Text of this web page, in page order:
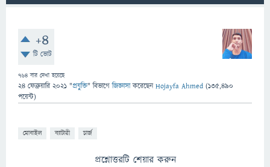
+4
টি ভোট
764 বার দেখা হয়েছে
24 ফেব্রুয়ারি 2021 "প্রযুক্তি" বিভাগে জিজ্ঞাসাকরেছেনHojayfa Ahmed (135,490
পয়েন্ট)
মোবাইল ব্যাটারী চার্জ
প্রশ্নোত্তরটি শেয়ার করুন